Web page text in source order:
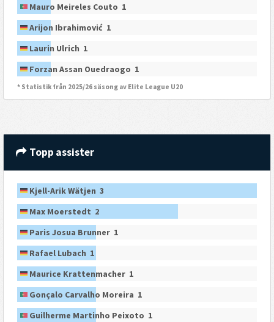
Mauro Meireles Couto 1
Arijon Ibrahimović 1
Laurin Ulrich 1
Forzan Assan Ouedraogo 1
* Statistik från 2025/26 säsong av Elite League U20
Topp assister
Kjell-Arik Wätjen 3
Max Moerstedt 2
Paris Josua Brunner 1
Rafael Lubach 1
Maurice Krattenmacher 1
Gonçalo Carvalho Moreira 1
Guilherme Martinho Peixoto 1